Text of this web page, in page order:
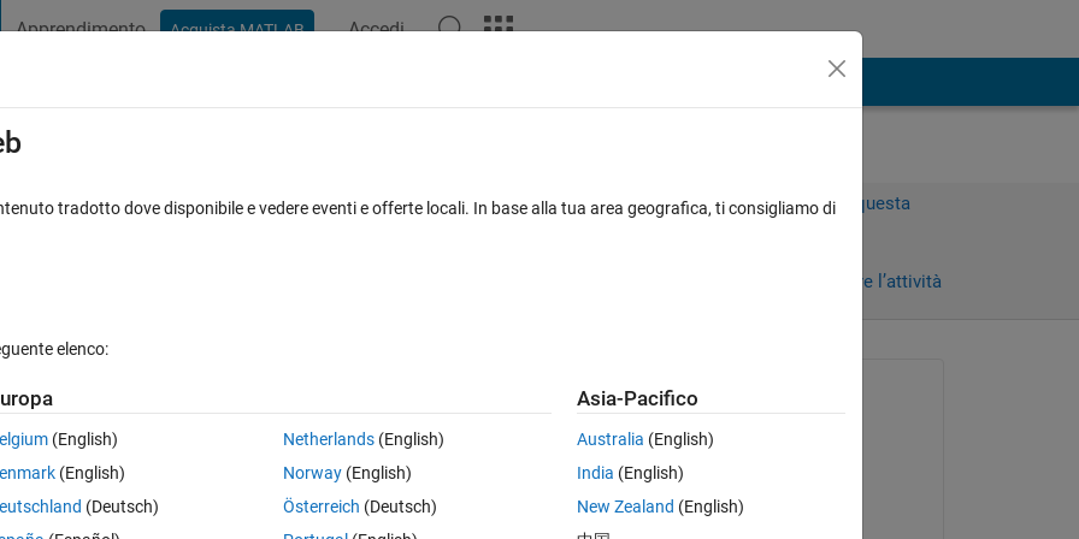
Apprendimento Acquista MATLAB Accedi
latitude and longitude
Accedi per rispondere a questa
Accedi per seguire l’attività
0 voti
(0.5 degree grids) based on latitude and longitude
are columns 1 & 2 of the matrix "all_time":
Richiesto:
il 24 Ott 2016
Modificato:
tradotto dove disponibile e vedere eventi e offerte locali. In base alla tua area geografica, ti consigliamo di
elenco:
(English)
(English)
(Deutsch)
Netherlands(English)
Norway(English)
Österreich (Deutsch)
Asia-Pacifico
Australia (English)
India (English)
New Zealand (English)